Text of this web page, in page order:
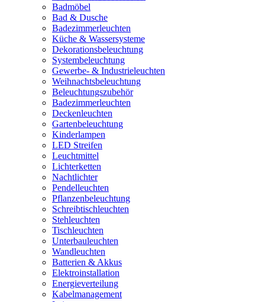
Badmöbel
Bad & Dusche
Badezimmerleuchten
Küche & Wassersysteme
Dekorationsbeleuchtung
Systembeleuchtung
Gewerbe- & Industrieleuchten
Weihnachtsbeleuchtung
Beleuchtungszubehör
Badezimmerleuchten
Deckenleuchten
Gartenbeleuchtung
Kinderlampen
LED Streifen
Leuchtmittel
Lichterketten
Nachtlichter
Pendelleuchten
Pflanzenbeleuchtung
Schreibtischleuchten
Stehleuchten
Tischleuchten
Unterbauleuchten
Wandleuchten
Batterien & Akkus
Elektroinstallation
Energieverteilung
Kabelmanagement